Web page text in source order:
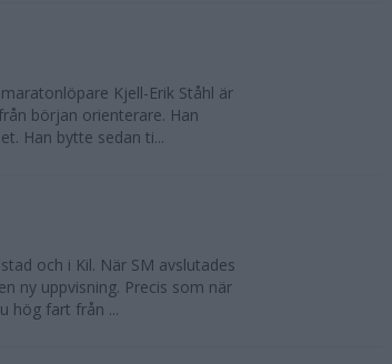
Kjell-Erik Ståhl är
början orienterare. Han
Han bytte sedan ti...
och i Kil. När SM avslutades
ny uppvisning. Precis som när
hög fart från ...